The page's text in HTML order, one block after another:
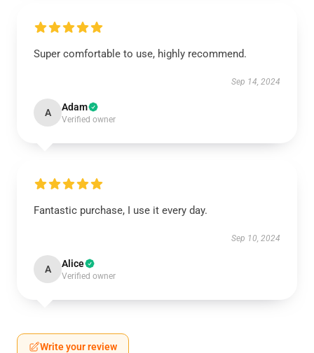
Super comfortable to use, highly recommend.
Sep 14, 2024
A Adam
Verified owner
Fantastic purchase, I use it every day.
Sep 10, 2024
A Alice
Verified owner
Write your review